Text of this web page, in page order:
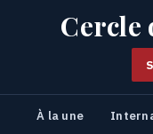
Cercle
À la une